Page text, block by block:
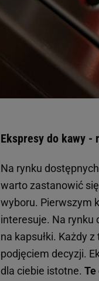
Ekspresy do kawy -
Na rynku
warto zastanowić
wyboru. Pierwszym
interesuje. Na rynku
na kapsułki. Każdy
podjęciem decyzji.
dla ciebie istotne. Te